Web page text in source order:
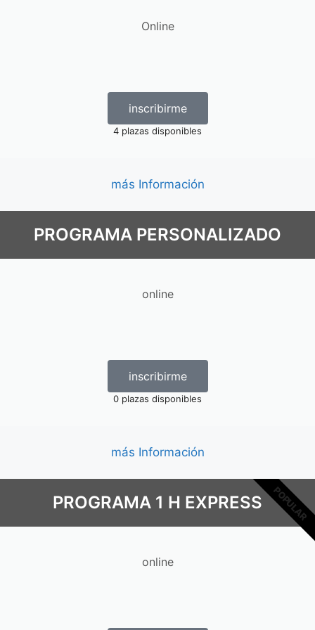
Online
inscribirme
4 plazas disponibles
más Información
PROGRAMA PERSONALIZADO
online
inscribirme
0 plazas disponibles
más Información
PROGRAMA 1 H EXPRESS​
online
POPULAR